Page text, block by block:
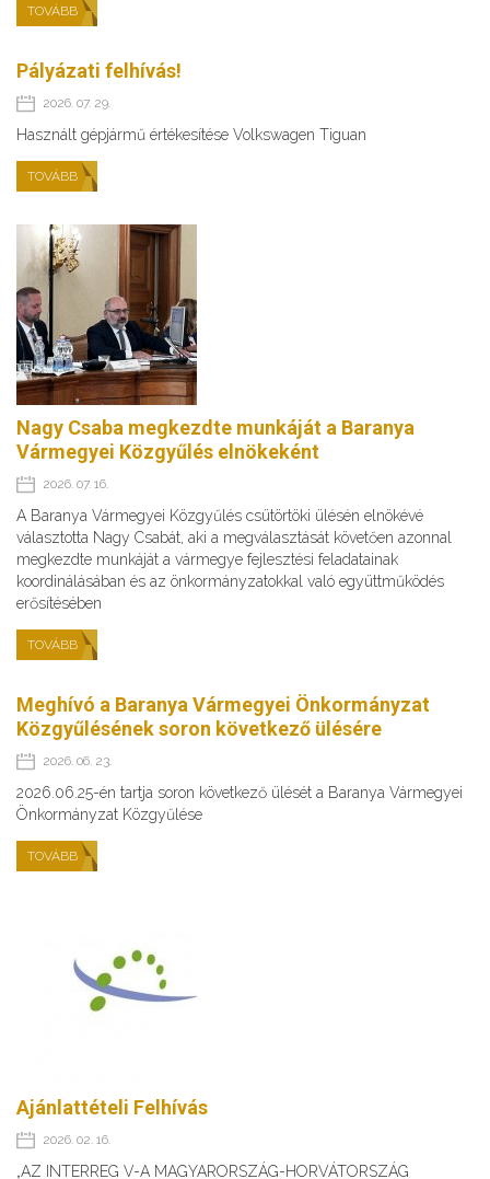
TOVÁBB
Pályázati felhívás!
2026. 07. 29.
Használt gépjármű értékesítése Volkswagen Tiguan
TOVÁBB
Nagy Csaba megkezdte munkáját a Baranya
Vármegyei Közgyűlés elnökeként
2026. 07. 16.
A Baranya Vármegyei Közgyűlés csütörtöki ülésén elnökévé
választotta Nagy Csabát, aki a megválasztását követően azonnal
megkezdte munkáját a vármegye fejlesztési feladatainak
koordinálásában és az önkormányzatokkal való együttműködés
erősítésében
TOVÁBB
Meghívó a Baranya Vármegyei Önkormányzat
Közgyűlésének soron következő ülésére
2026. 06. 23.
2026.06.25-én tartja soron következő ülését a Baranya Vármegyei
Önkormányzat Közgyűlése
TOVÁBB
Ajánlattételi Felhívás
2026. 02. 16.
„AZ INTERREG V-A MAGYARORSZÁG-HORVÁTORSZÁG